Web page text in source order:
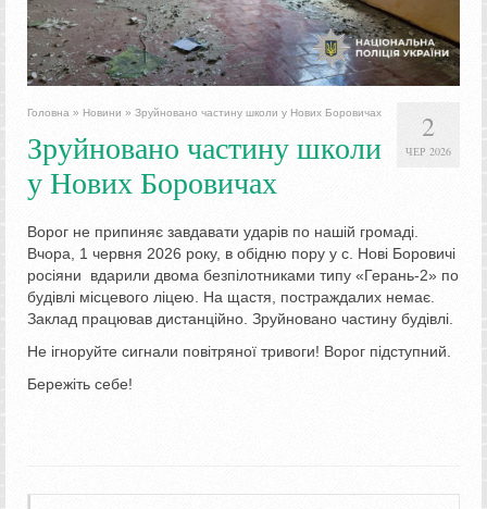
2
ЧЕР 2026
Головна » Новини » Зруйновано частину школи у Нових Боровичах
Зруйновано частину школи
у Нових Боровичах
Ворог не припиняє завдавати ударів по нашій громаді.
Вчора, 1 червня 2026 року, в обідню пору у с. Нові Боровичі
росіяни вдарили двома безпілотниками типу «Герань-2» по
будівлі місцевого ліцею. На щастя, постраждалих немає.
Заклад працював дистанційно. Зруйновано частину будівлі.
Не ігноруйте сигнали повітряної тривоги! Ворог підступний.
Бережіть себе!